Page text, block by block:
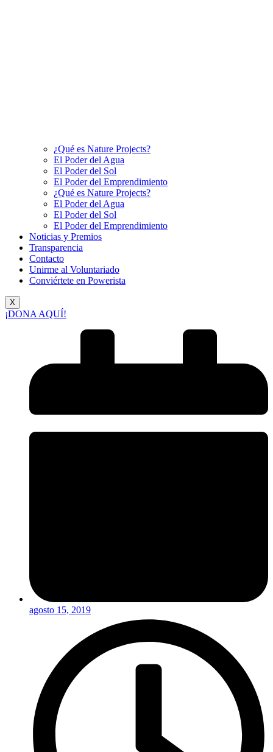
¿Qué es Nature Projects?
El Poder del Agua
El Poder del Sol
El Poder del Emprendimiento
¿Qué es Nature Projects?
El Poder del Agua
El Poder del Sol
El Poder del Emprendimiento
Noticias y Premios
Transparencia
Contacto
Unirme al Voluntariado
Conviértete en Powerista
X
¡DONA AQUÍ!
agosto 15, 2019